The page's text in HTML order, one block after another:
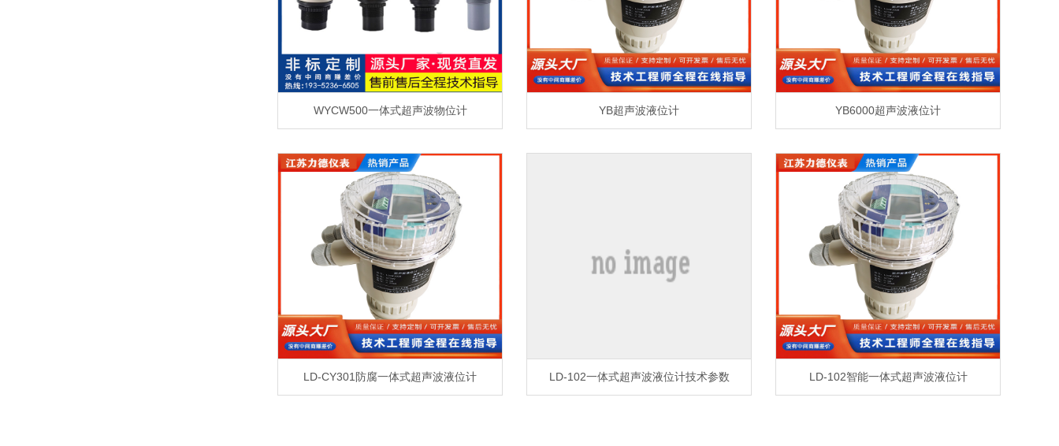
WYCW500一体式超声波物位计 YB超声波液位计 YB6000超声波液位计
LD-CY301防腐一体式超声波液位计 LD-102一体式超声波液位计技术参数 LD-102智能一体式超声波液位计